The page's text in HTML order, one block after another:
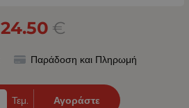
24.50 €
Παράδοση και Πληρωμή
Τεμ. Αγοράστε